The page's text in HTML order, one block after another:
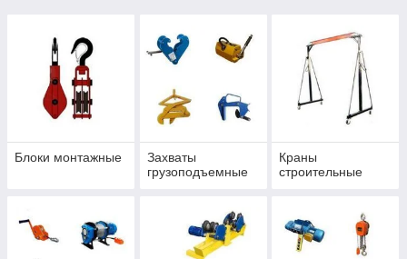
Блоки монтажные
Захваты
грузоподъемные
Краны
строительные